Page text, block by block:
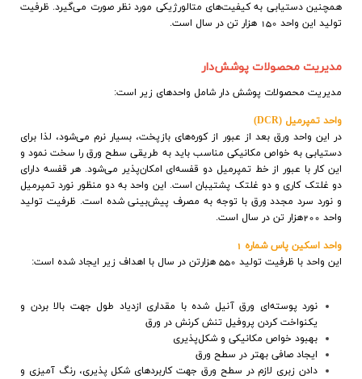
همچنين دستيابي به کيفيت‌هاي متالورژيکي مورد نظر صورت مي‌گيرد. ظرفيت
توليد اين واحد 150 هزار تن در سال است
.
مدیریت محصولات پوشش‌دار
مدیریت محصولات پوشش دار شامل واحدهای زیر است:
واحد تمپرميل (DCR
)
در اين واحد ورق بعد از عبور از کوره‌هاي بازپخت، بسيار نرم مي‌شود، لذا براي
دستیابی به خواص مکانيکي مناسب بايد به طريقي سطح ورق را سخت نمود و
اين کار با عبور از خط تمپرميل دو قفسه‌اي امکان‌پذیر می‌شود. هر قفسه داراي
دو غلتک کاري و دو غلتک پشتيبان است. این واحد به دو منظور نورد تمپرميل
و نورد سرد مجدد ورق با توجه به مصرف پيش‌بيني شده است. ظرفيت توليد
واحد 200هزار تن در سال است
.
واحد اسكين پاس شماره 1
اين واحد با ظرفيت توليد 550 هزارتن در سال با اهداف زير ايجاد شده است
:
نورد پوسته‌اي ورق آنيل شده با مقداري ازدياد طول جهت بالا بردن و
يكنواخت كردن پروفيل تنش كرنش در ورق
بهبود خواص مكانيكي و شكل‌پذيري
ايجاد صافي بهتر در سطح ورق
دادن زبري لازم در سطح ورق جهت كاربردهاي شكل پذيري، رنگ آميزي و